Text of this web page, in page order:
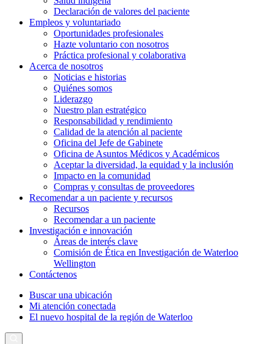
Declaración de valores del paciente
Empleos y voluntariado
Oportunidades profesionales
Hazte voluntario con nosotros
Práctica profesional y colaborativa
Acerca de nosotros
Noticias e historias
Quiénes somos
Liderazgo
Nuestro plan estratégico
Responsabilidad y rendimiento
Calidad de la atención al paciente
Oficina del Jefe de Gabinete
Oficina de Asuntos Médicos y Académicos
Aceptar la diversidad, la equidad y la inclusión
Impacto en la comunidad
Compras y consultas de proveedores
Recomendar a un paciente y recursos
Recursos
Recomendar a un paciente
Investigación e innovación
Áreas de interés clave
Comisión de Ética en Investigación de Waterloo
Wellington
Contáctenos
Buscar una ubicación
Mi atención conectada
El nuevo hospital de la región de Waterloo